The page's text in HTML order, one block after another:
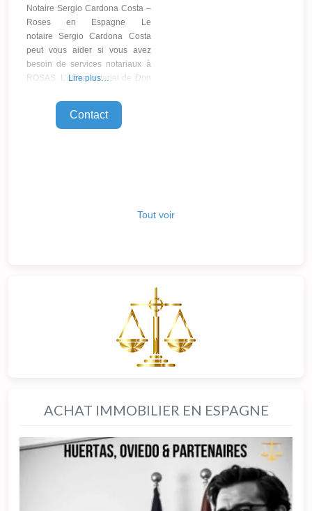
Notaire Sergio Cardona Costa –
Roses en Espagne Le
notaire Sergio Cardona Costa
peut vous aider si vous avez
besoin de services notariaux à
ROSAS. L’office notarial de Don
dans la ville de Roses et fournit
des services notariaux dans le
Lire plus…
Contact
Tout voir
ACHAT IMMOBILIER EN ESPAGNE